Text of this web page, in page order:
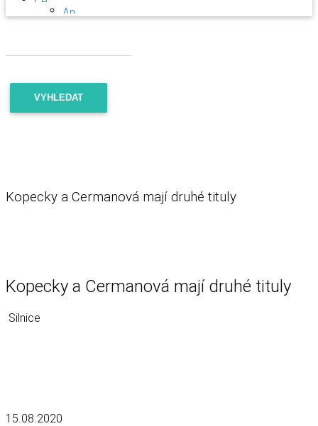
VYHLEDAT
Kopecky a Cermanová mají druhé tituly
Kopecky a Cermanová mají druhé tituly
Silnice
15.08.2020